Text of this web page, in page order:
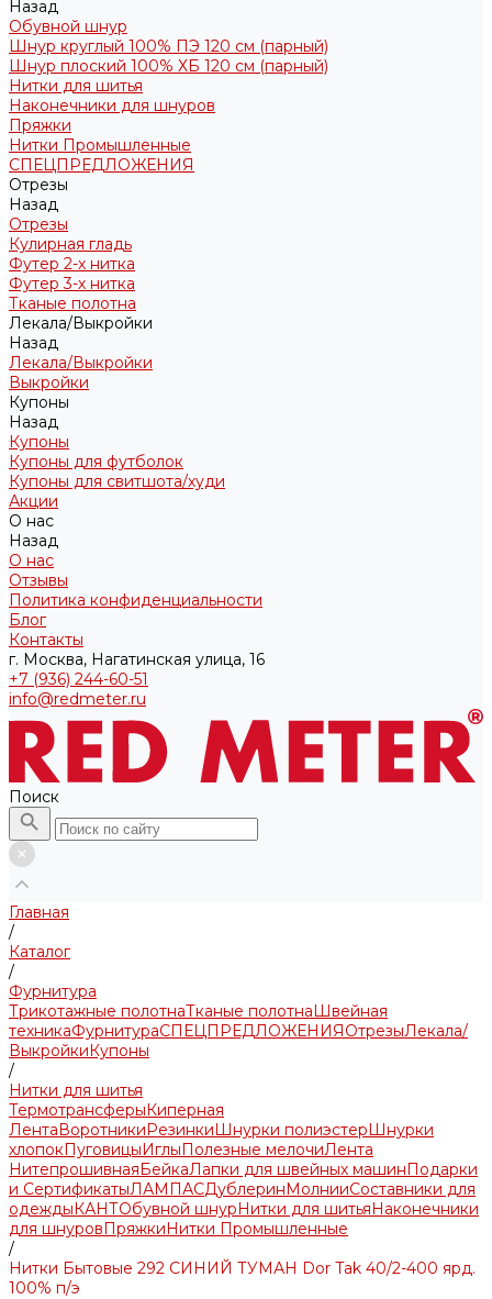
Назад
Обувной шнур
Шнур круглый 100% ПЭ 120 см (парный)
Шнур плоский 100% ХБ 120 см (парный)
Нитки для шитья
Наконечники для шнуров
Пряжки
Нитки Промышленные
СПЕЦПРЕДЛОЖЕНИЯ
Отрезы
Назад
Отрезы
Кулирная гладь
Футер 2-х нитка
Футер 3-х нитка
Тканые полотна
Лекала/Выкройки
Назад
Лекала/Выкройки
Выкройки
Купоны
Назад
Купоны
Купоны для футболок
Купоны для свитшота/худи
Акции
О нас
Назад
О нас
Отзывы
Политика конфиденциальности
Блог
Контакты
г. Москва, Нагатинская улица, 16
+7 (936) 244-60-51
info@redmeter.ru
Поиск
Главная
/
Каталог
/
Фурнитура
Трикотажные полотнаТканые полотнаШвейная
техникаФурнитураСПЕЦПРЕДЛОЖЕНИЯОтрезыЛекала/
ВыкройкиКупоны
/
Нитки для шитья
ТермотрансферыКиперная
ЛентаВоротникиРезинкиШнурки полиэстерШнурки
хлопокПуговицыИглыПолезные мелочиЛента
НитепрошивнаяБейкаЛапки для швейных машинПодарки
и СертификатыЛАМПАСДублеринМолнииСоставники для
одеждыКАНТОбувной шнурНитки для шитьяНаконечники
для шнуровПряжкиНитки Промышленные
/
Нитки Бытовые 292 СИНИЙ ТУМАН Dor Tak 40/2-400 ярд.
100% п/э